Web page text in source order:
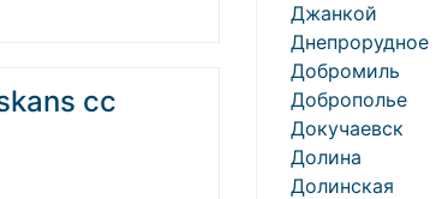
cc
Джанкой
Днепрорудное
Добромиль
Доброполье
Докучаевск
Долина
Долинская